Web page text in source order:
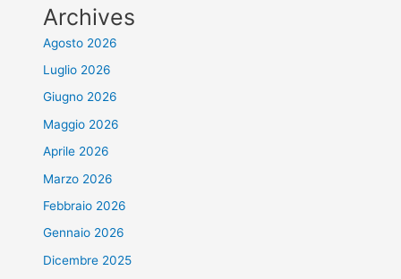
Archives
Agosto 2026
Luglio 2026
Giugno 2026
Maggio 2026
Aprile 2026
Marzo 2026
Febbraio 2026
Gennaio 2026
Dicembre 2025